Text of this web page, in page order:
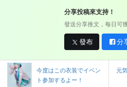
分享投稿來支持！
發送分享推文，每日可
發布 分
今度はこの衣装でイベン
ト参加するよー！
元